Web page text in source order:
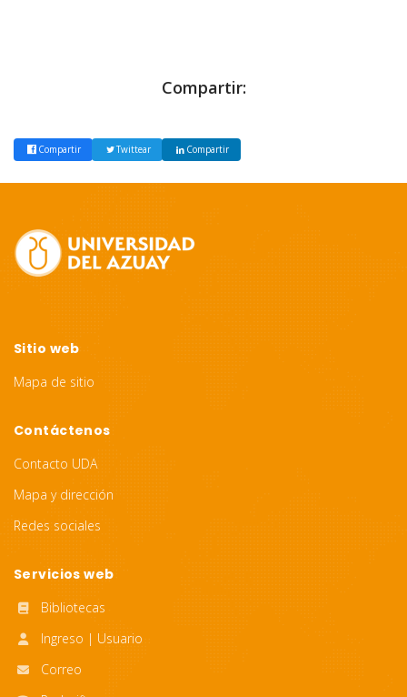
Compartir:
Compartir Twittear Compartir
Footer
Sitio web
Mapa de sitio
Contáctenos
Contacto UDA
Mapa y dirección
Redes sociales
Servicios web
Bibliotecas
Ingreso | Usuario
Correo